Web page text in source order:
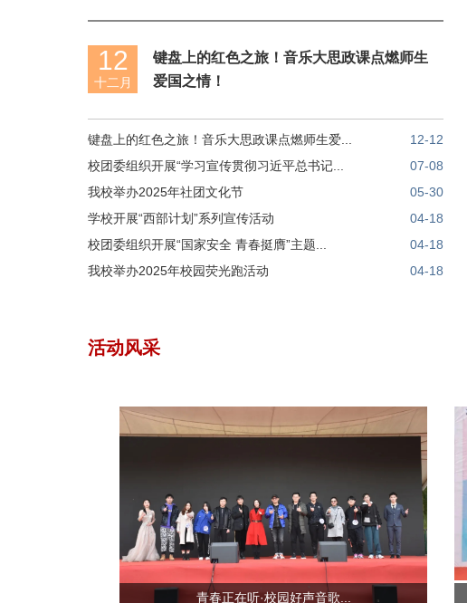
12
十二月
键盘上的红色之旅！音乐大思政课点燃师生
爱国之情！
12-12
键盘上的红色之旅！音乐大思政课点燃师生爱...
07-08
校团委组织开展“学习宣传贯彻习近平总书记...
05-30
我校举办2025年社团文化节
04-18
学校开展“西部计划”系列宣传活动
04-18
校团委组织开展“国家安全 青春挺膺”主题...
04-18
我校举办2025年校园荧光跑活动
活动风采
青春正在听·校园好声音歌...